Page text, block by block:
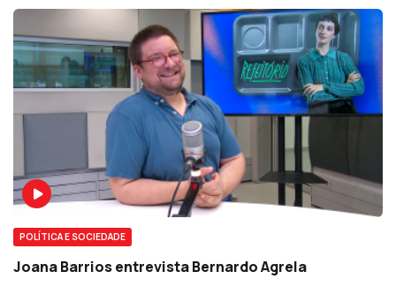
POLÍTICA E SOCIEDADE
Joana Barrios entrevista Bernardo Agrela